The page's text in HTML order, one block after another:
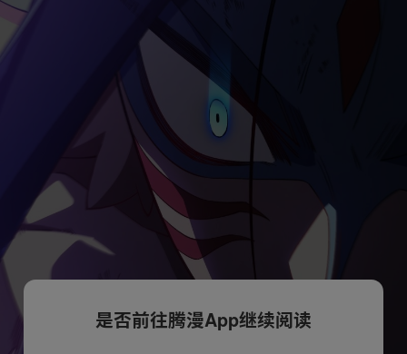
是否前往腾漫App继续阅读